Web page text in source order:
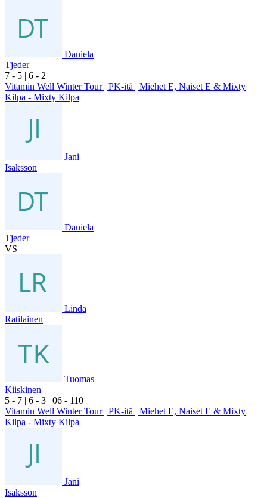
Daniela
Tjeder
7 - 5 | 6 - 2
Vitamin Well Winter Tour | PK-itä | Miehet E, Naiset E & Mixty
Kilpa - Mixty Kilpa
Jani
Isaksson
Daniela
Tjeder
VS
Linda
Ratilainen
Tuomas
Kiiskinen
5 - 7 | 6 - 3 | 06 - 110
Vitamin Well Winter Tour | PK-itä | Miehet E, Naiset E & Mixty
Kilpa - Mixty Kilpa
Jani
Isaksson